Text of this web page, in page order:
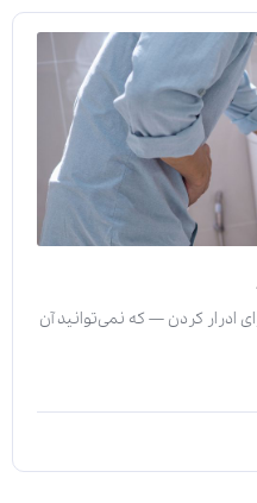
ادرار کردن — که نمی‌توانید آن